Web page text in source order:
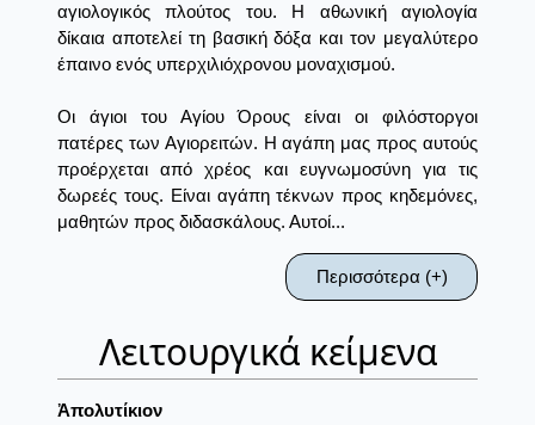
αγιολογικός πλούτος του. Η αθωνική αγιολογία
δίκαια αποτελεί τη βασική δόξα και τον μεγαλύτερο
έπαινο ενός υπερχιλιόχρονου μοναχισμού.
Οι άγιοι του Αγίου Όρους είναι οι φιλόστοργοι
πατέρες των Αγιορειτών. Η αγάπη μας προς αυτούς
προέρχεται από χρέος και ευγνωμοσύνη για τις
δωρεές τους. Είναι αγάπη τέκνων προς κηδεμόνες,
μαθητών προς διδασκάλους. Αυτοί...
Περισσότερα (+)
Λειτουργικά κείμενα
Ἀπολυτίκιον